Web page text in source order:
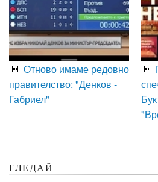
Отново имаме редовно
правителство: "Денков -
Габриел"
ГЛЕДАЙ